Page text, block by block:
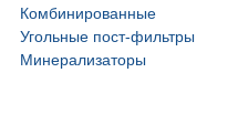
Комбинированные
Угольные пост-фильтры
Минерализаторы